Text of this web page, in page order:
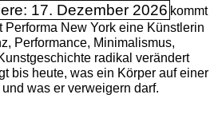
17. Dezember 2026 kommt
Performa New York eine Künstlerin
Performance, Minimalismus,
radikal verändert
bis heute, was ein Körper auf einer
was er verweigern darf.